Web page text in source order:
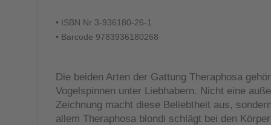
• ISBN Nr 3-936180-26-1
• Barcode 9783936180268
Die beiden Arten der Gattung Theraphosa
Vogelspinnen unter Liebhabern. Nicht eine
Zeichnung macht diese Beliebtheit aus,
allem Theraphosa blondi schlägt bei den